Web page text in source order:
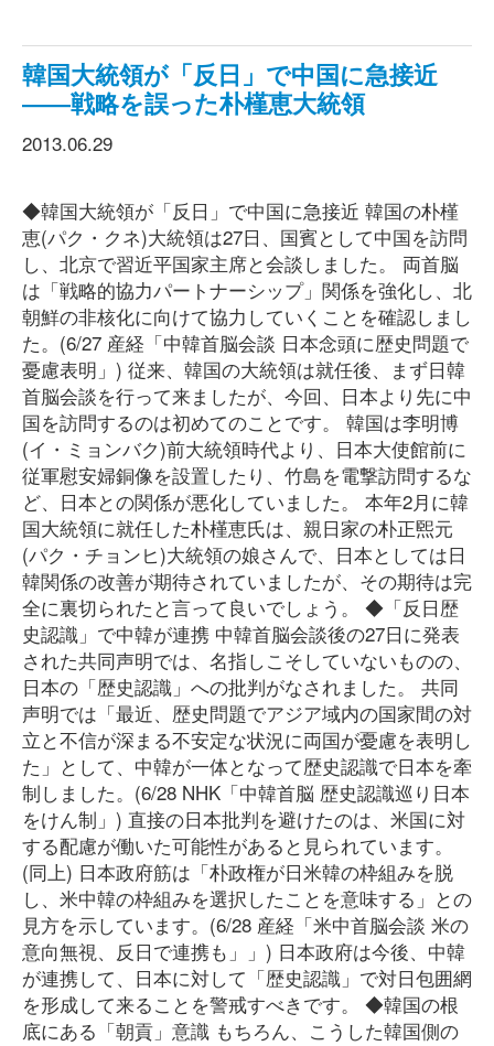
韓国大統領が「反日」で中国に急接近
――戦略を誤った朴槿恵大統領
2013.06.29
◆韓国大統領が「反日」で中国に急接近 韓国の朴槿
恵(パク・クネ)大統領は27日、国賓として中国を訪問
し、北京で習近平国家主席と会談しました。 両首脳
は「戦略的協力パートナーシップ」関係を強化し、北
朝鮮の非核化に向けて協力していくことを確認しまし
た。(6/27 産経「中韓首脳会談 日本念頭に歴史問題で
憂慮表明」) 従来、韓国の大統領は就任後、まず日韓
首脳会談を行って来ましたが、今回、日本より先に中
国を訪問するのは初めてのことです。 韓国は李明博
(イ・ミョンバク)前大統領時代より、日本大使館前に
従軍慰安婦銅像を設置したり、竹島を電撃訪問するな
ど、日本との関係が悪化していました。 本年2月に韓
国大統領に就任した朴槿恵氏は、親日家の朴正煕元
(パク・チョンヒ)大統領の娘さんで、日本としては日
韓関係の改善が期待されていましたが、その期待は完
全に裏切られたと言って良いでしょう。 ◆「反日歴
史認識」で中韓が連携 中韓首脳会談後の27日に発表
された共同声明では、名指しこそしていないものの、
日本の「歴史認識」への批判がなされました。 共同
声明では「最近、歴史問題でアジア域内の国家間の対
立と不信が深まる不安定な状況に両国が憂慮を表明し
た」として、中韓が一体となって歴史認識で日本を牽
制しました。(6/28 NHK「中韓首脳 歴史認識巡り日本
をけん制」) 直接の日本批判を避けたのは、米国に対
する配慮が働いた可能性があると見られています。
(同上) 日本政府筋は「朴政権が日米韓の枠組みを脱
し、米中韓の枠組みを選択したことを意味する」との
見方を示しています。(6/28 産経「米中首脳会談 米の
意向無視、反日で連携も」」) 日本政府は今後、中韓
が連携して、日本に対して「歴史認識」で対日包囲網
を形成して来ることを警戒すべきです。 ◆韓国の根
底にある「朝貢」意識 もちろん、こうした韓国側の